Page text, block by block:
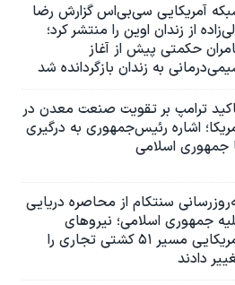
آمریکایی سی‌بی‌‌اس گزارش رضا
از زندان اوین را منتشر کرد؛
حکمتی پیش از آغاز
به زندان بازگردانده شد
ترامپ بر تقویت صنعت معدن در
اشاره رئیس‌جمهوری به درگیری
جمهوری اسلامی
سنتکام از محاصره دریایی
جمهوری اسلامی؛ نیروهای
آمریکایی مسیر ۵۱ کشتی تجاری را
دادند